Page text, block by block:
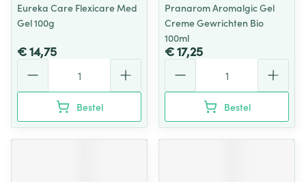
Eureka Care Flexicare Med
Gel 100g
€ 14,75
Bestel
Pranarom Aromalgic Gel
Creme Gewrichten Bio
100ml
€ 17,25
Bestel